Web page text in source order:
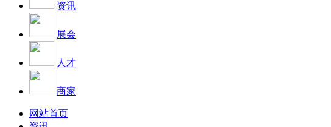
资讯
展会
人才
商家
网站首页